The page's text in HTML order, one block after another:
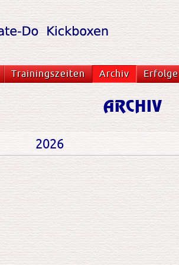
Trainingszeiten Archiv Erfolge
ARCHIV
2026